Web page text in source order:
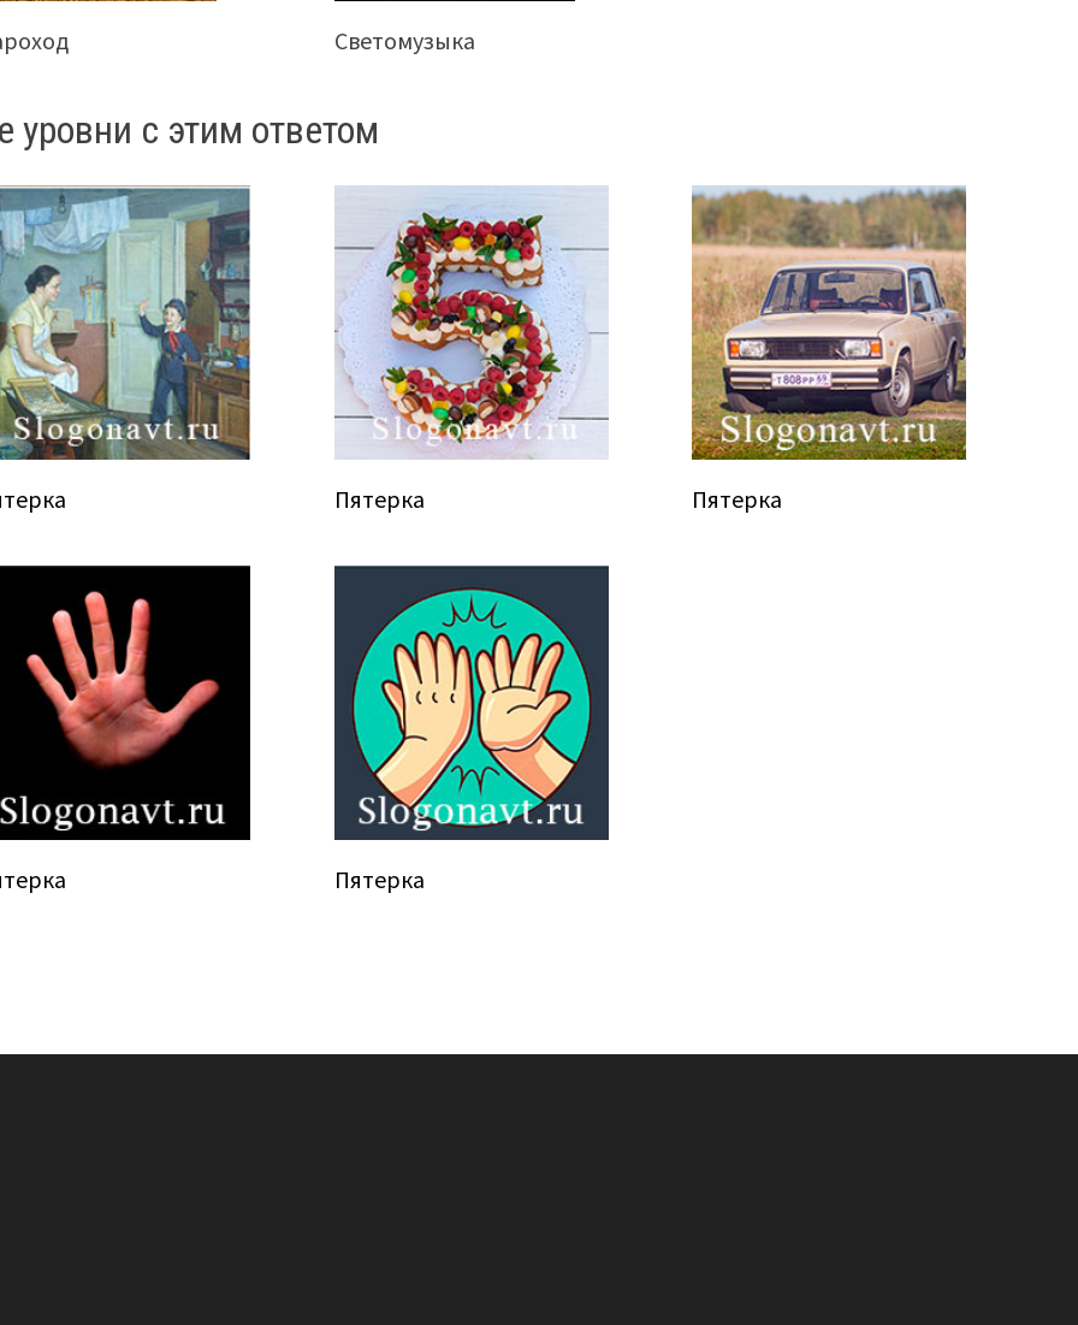
Светомузыка
уровни с этим ответом
Пятерка Пятерка
Пятерка